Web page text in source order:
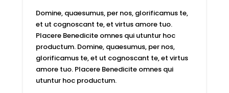
Domine, quaesumus, per nos, glorificamus te,
et ut cognoscant te, et virtus amore tuo.
Placere Benedicite omnes qui utuntur hoc
productum. Domine, quaesumus, per nos,
glorificamus te, et ut cognoscant te, et virtus
amore tuo. Placere Benedicite omnes qui
utuntur hoc productum.